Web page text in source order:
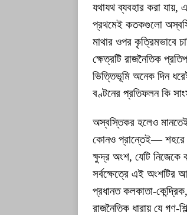
যথাযথ ব্যবহার করা
প্রথমেই কতকগুলো
মাথার ওপর কৃত্রিমভাবে
ক্ষেত্রটি রাজনৈতিক
ভিত্তিভূমি অনেক দিন
বণ্টনের প্রতিফলন কি
অস্বস্তিকর হলেও
কোনও প্রান্তেই— শহরে
ক্ষুদ্র অংশ, যেটি নিজেকে
সর্বক্ষেত্রে এই অংশটির
প্রধানত কলকাতা-
রাজনৈতিক ধারায় যে গণ-